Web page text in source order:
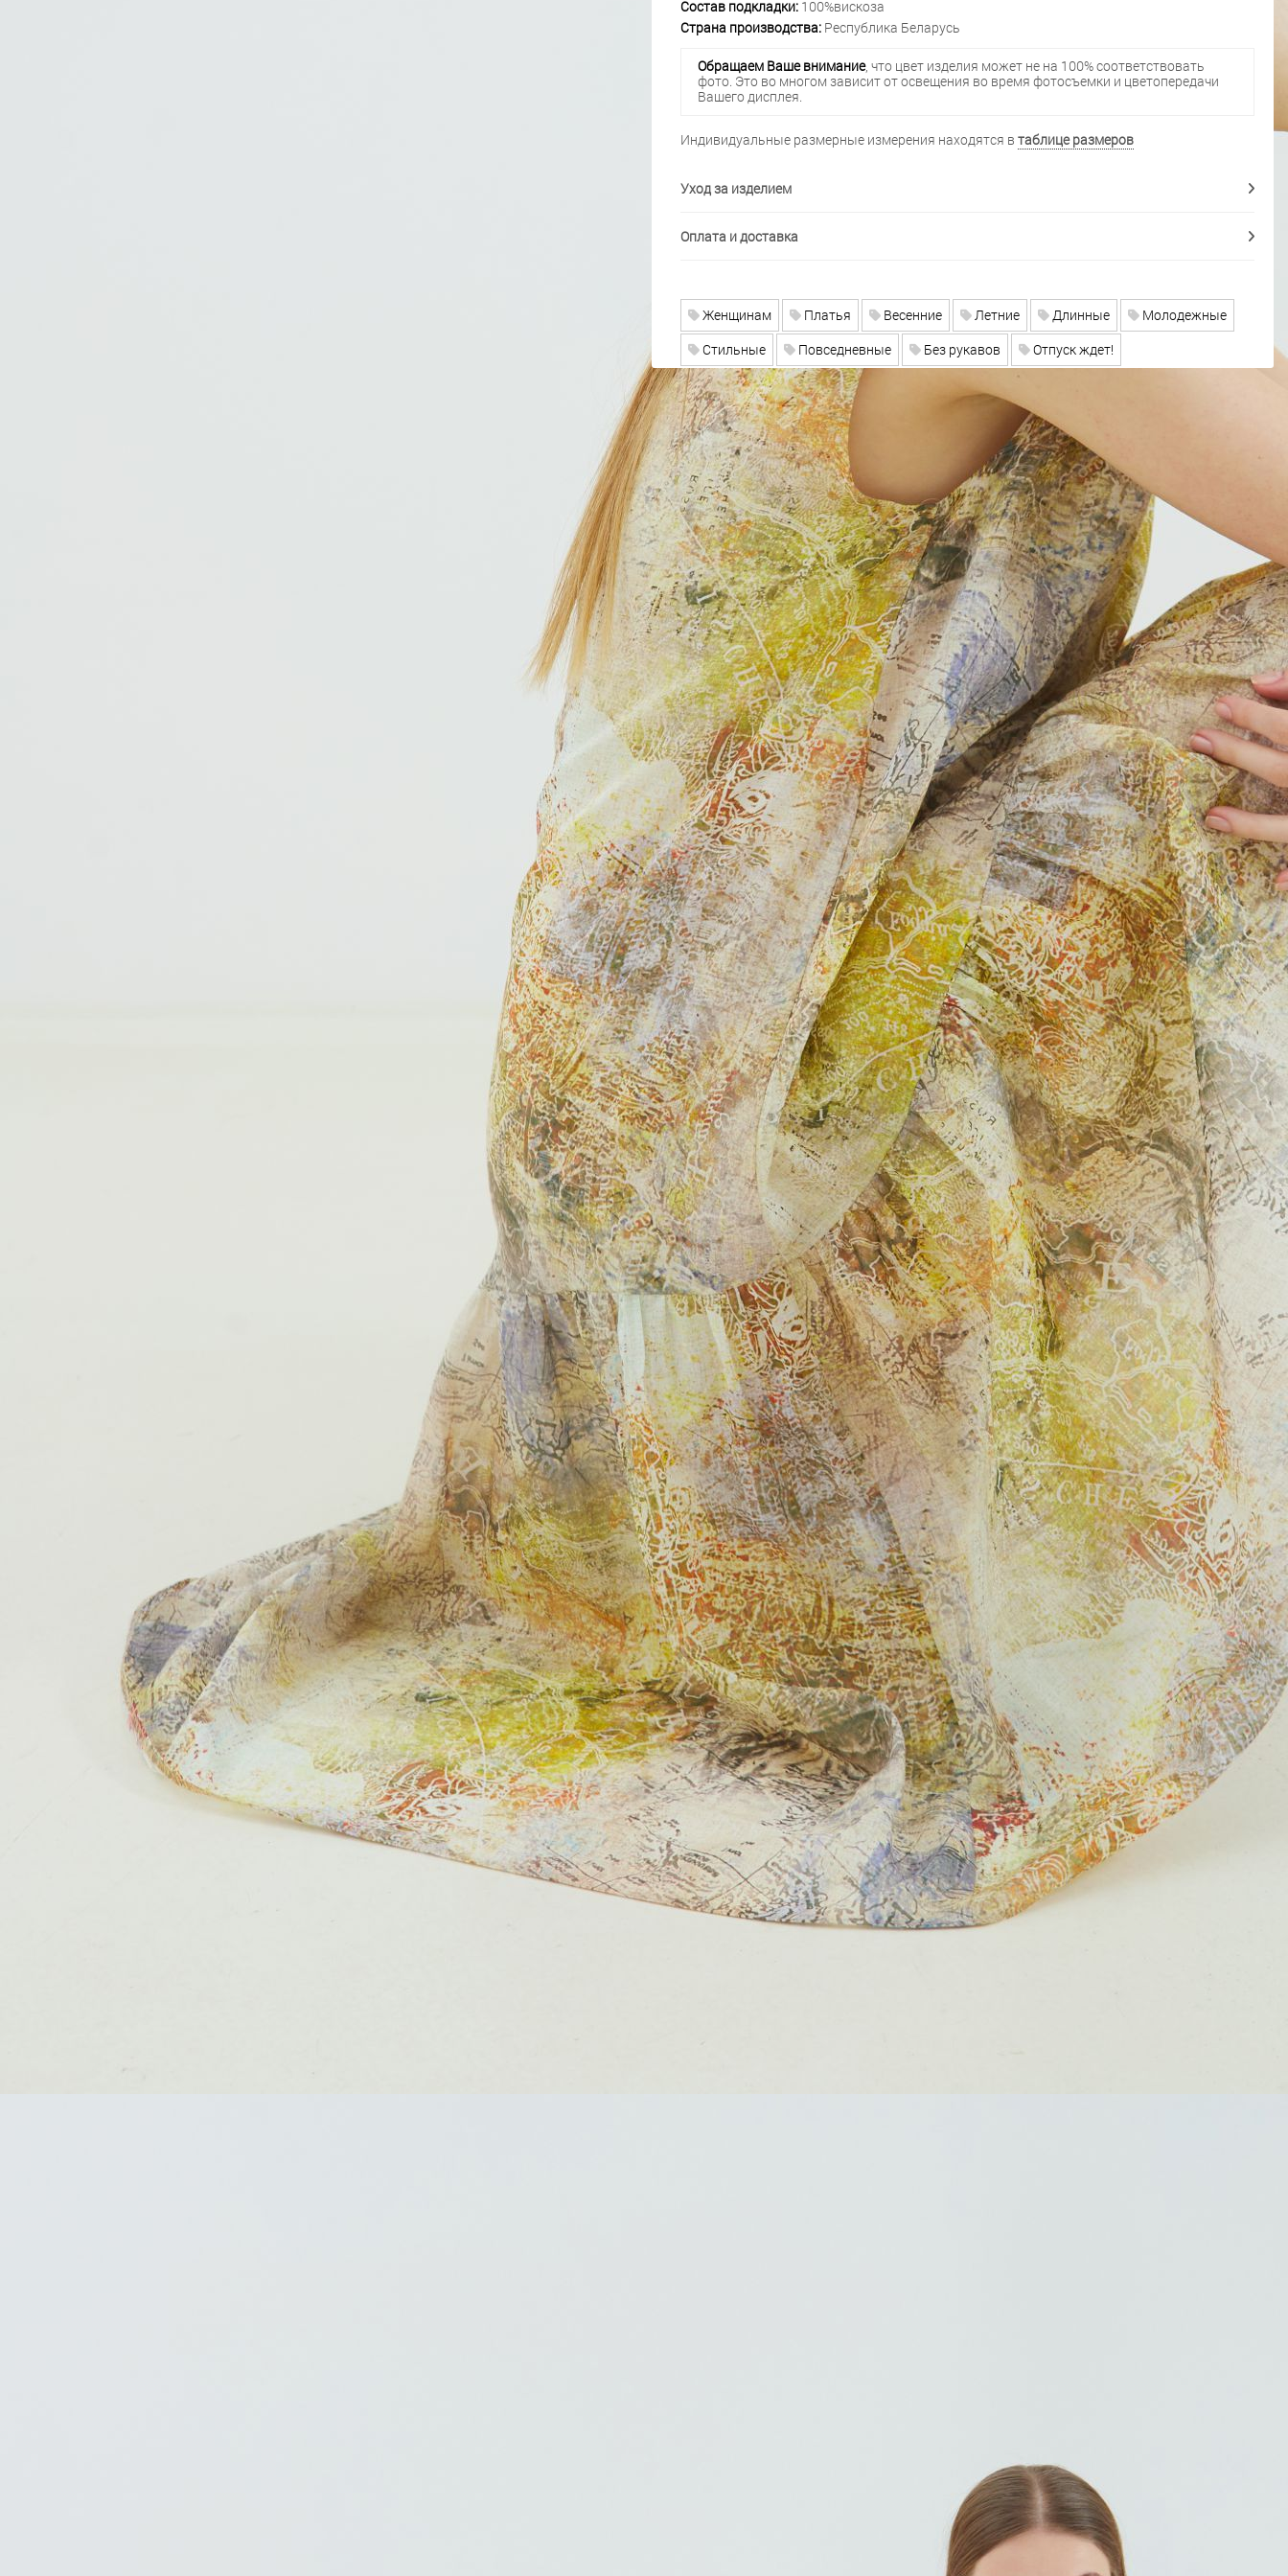
Состав подкладки:100%вискоза
Страна производства:Республика Беларусь
Обращаем Ваше внимание, что цвет изделия может не на 100% соответствовать
фото. Это во многом зависит от освещения во время фотосъемки и цветопередачи
Вашего дисплея.
Индивидуальные размерные измерения находятся в таблице размеров
Уход за изделием
Оплата и доставка
Женщинам Платья Весенние Летние Длинные
Молодежные
Стильные
Повседневные Без рукавов Отпуск ждет!